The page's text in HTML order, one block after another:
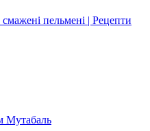
пельмені | Рецепти
Мутабаль